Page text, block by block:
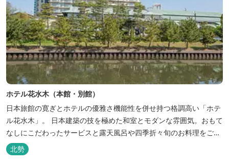
ホテル花水木（本館・別館）
日本旅館の寛ぎとホテルの優雅さ機能性を併せ持つ格調高い「ホテ
ル花水木」。 日本建築の技を極めた和室とモダンな雰囲気。おもて
なしにこだわったサービスと露天風呂や四季折々旬のお料理をご満
喫いただけます。
北勢